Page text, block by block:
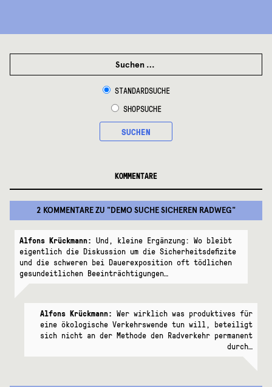
STANDARDSUCHE
SHOPSUCHE
SUCHEN
KOMMENTARE
2 KOMMENTAREZU "DEMO SUCHE SICHEREN RADWEG"
Alfons Krückmann: Und, kleine Ergänzung: Wo bleibt
eigentlich die Diskussion um die Sicherheitsdefizite
und die schweren bei Dauerexposition oft tödlichen
gesundeitlichen Beeinträchtigungen…
Alfons Krückmann: Wer wirklich was produktives für
eine ökologische Verkehrswende tun will, beteiligt
sich nicht an der Methode den Radverkehr permanent
durch…